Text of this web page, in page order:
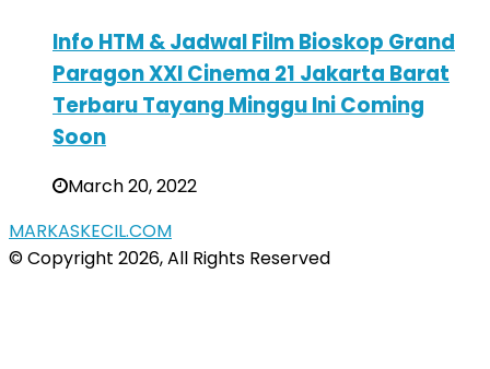
Info HTM & Jadwal Film Bioskop Grand
Paragon XXI Cinema 21 Jakarta Barat
Terbaru Tayang Minggu Ini Coming
Soon
March 20, 2022
MARKASKECIL.COM
© Copyright 2026, All Rights Reserved